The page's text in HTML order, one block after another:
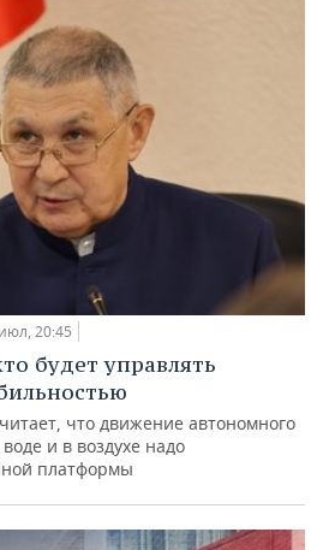
20:45
будет управлять
что движение автономного
и в воздухе надо
платформы